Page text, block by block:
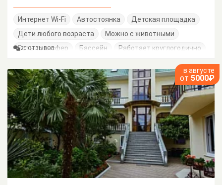
Интернет Wi-Fi Автостоянка
Детская площадка
Дети любого возраста
Можно с животными
Есть трансфер
Бассейн
Работает круглогодично
20 ОТЗЫВОВ
в августе
от 5000₽